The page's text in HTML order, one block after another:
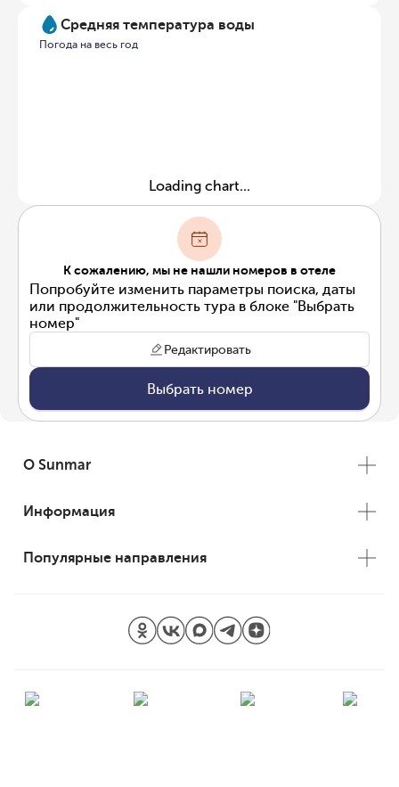
Средняя температура воды
Погода на весь год
Loading chart...
К сожалению, мы не нашли номеров в отеле
Попробуйте изменить параметры поиска, даты
или продолжительность тура в блоке "Выбрать
номер"
Редактировать
Выбрать номер
О Sunmar
Информация
Популярные направления